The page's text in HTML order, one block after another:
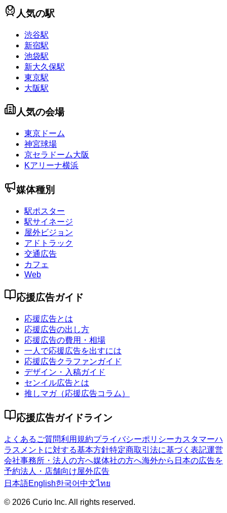
人気の駅
渋谷駅
新宿駅
池袋駅
新大久保駅
東京駅
大阪駅
人気の会場
東京ドーム
神宮球場
京セラドーム大阪
Kアリーナ横浜
媒体種別
駅ポスター
駅サイネージ
屋外ビジョン
アドトラック
交通広告
カフェ
Web
応援広告ガイド
応援広告とは
応援広告の出し方
応援広告の費用・相場
一人で応援広告を出すには
応援広告クラファンガイド
デザイン・入稿ガイド
センイル広告とは
推しマガ（応援広告コラム）
応援広告ガイドライン
よくあるご質問利用規約プライバシーポリシーカスタマーハ
ラスメントに対する基本方針特定商取引法に基づく表記運営
会社事務所・法人の方へ媒体社の方へ海外から日本の広告を
予約法人・店舗向け屋外広告
日本語English한국어中文ไทย
© 2026 Curio Inc. All rights reserved.